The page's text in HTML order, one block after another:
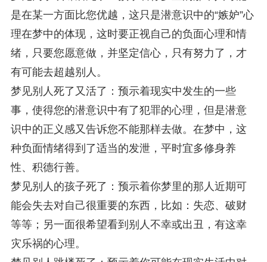
是在某一方面比您优越，这只是潜意识中的“嫉妒”心
理在梦中的体现，这时要正视自己的负面心理和情
绪，只要您愿意做，并坚定信心，只有努力了，才
有可能去超越别人。
梦见别人死了又活了：预示着现实中发生的一些
事，使得您的潜意识中有了犯罪的心理，但是潜意
识中的正义感又告诉您不能那样去做。在梦中，这
种负面情绪得到了适当的发泄，平时宜多修身养
性、积德行善。
梦见别人的孩子死了：预示着你梦里的那人近期可
能会失去对自己很重要的东西，比如：失恋、破财
等等；另一面很希望看到别人不幸或出丑，有这幸
灾乐祸的心理。